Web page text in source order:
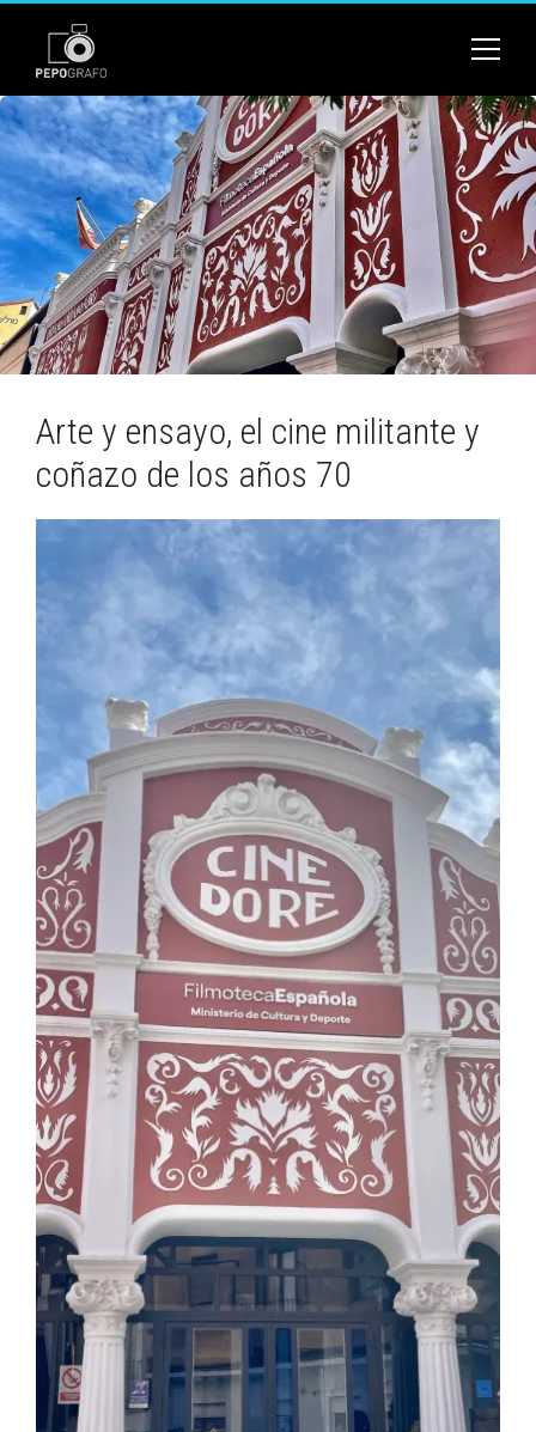
Arte y ensayo, el cine militante y
coñazo de los años 70